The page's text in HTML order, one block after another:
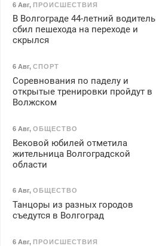
6 Авг, ПРОИСШЕСТВИЯ
В Волгограде 44-летний водитель
сбил пешехода на переходе и
скрылся
6 Авг, СПОРТ
Соревнования по паделу и
открытые тренировки пройдут в
Волжском
6 Авг, ОБЩЕСТВО
Вековой юбилей отметила
жительница Волгоградской
области
6 Авг, ОБЩЕСТВО
Танцоры из разных городов
съедутся в Волгоград
6 Авг, ПРОИСШЕСТВИЯ